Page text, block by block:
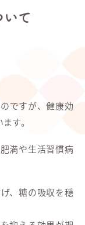
て
ですが、健康効
す。
満や生活習慣病
、糖の吸収を穏